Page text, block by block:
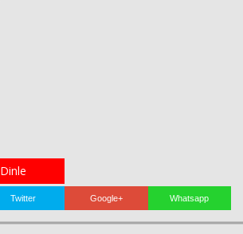
Twitter Google+ Whatsapp